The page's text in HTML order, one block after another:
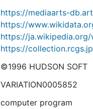
https://mediaarts-
https://
https://ja.wikipedia.org/
https://
©1996 HUDSON SOFT
VARIATION0005852
computer program